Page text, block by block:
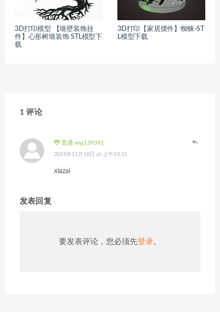
3D打印模型 【墙壁装饰挂
件】心形树墙装饰 STL模型下
载
3D打印【家居摆件】蜘蛛-ST
L模型下载
1 评论
普通 wyj139391
2025年11月18日 at 上午10:21
xiazai
发表回复
要发表评论，您必须先登录。